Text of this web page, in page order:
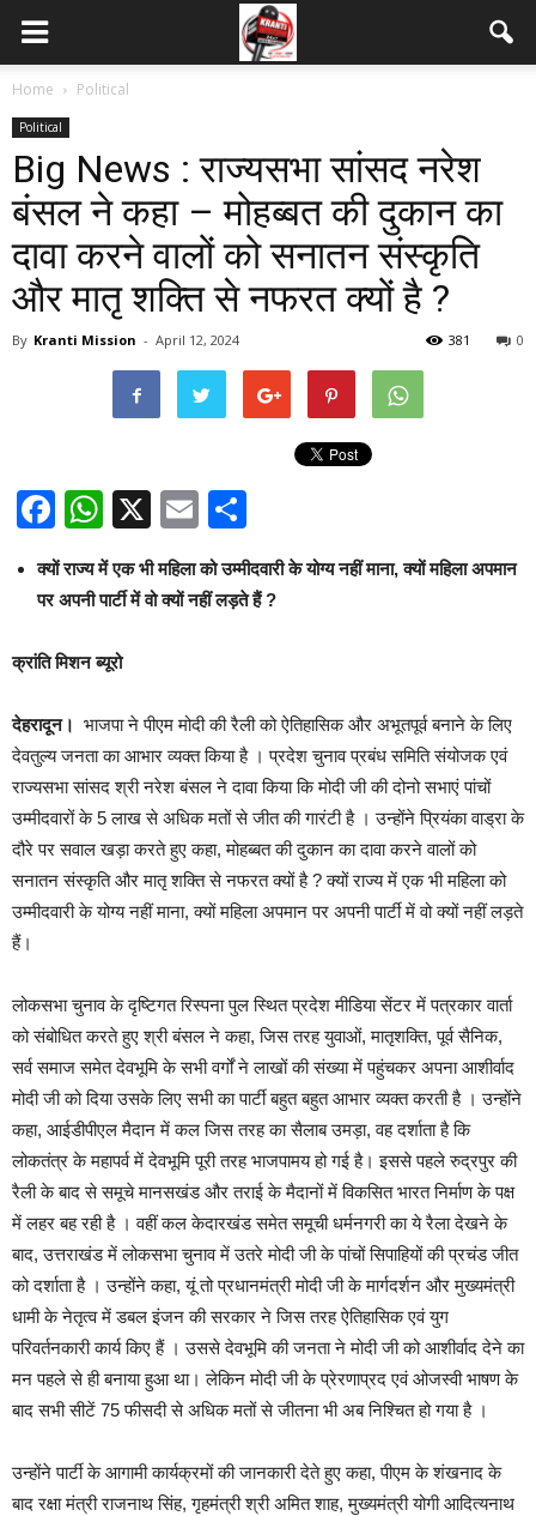
Home Political
Political
Big News : राज्यसभा सांसद नरेश
बंसल ने कहा – मोहब्बत की दुकान का
दावा करने वालों को सनातन संस्कृति
और मातृ शक्ति से नफरत क्यों है ?
By Kranti Mission - April 12, 2024 0
381
Facebook
WhatsApp
X Email
क्यों राज्य में एक भी महिला को उम्मीदवारी के योग्य नहीं माना, क्यों महिला अपमान
पर अपनी पार्टी में वो क्यों नहीं लड़ते हैं ?
क्रांति मिशन ब्यूरो
देहरादून। भाजपा ने पीएम मोदी की रैली को ऐतिहासिक और अभूतपूर्व बनाने के लिए
देवतुल्य जनता का आभार व्यक्त किया है । प्रदेश चुनाव प्रबंध समिति संयोजक एवं
राज्यसभा सांसद श्री नरेश बंसल ने दावा किया कि मोदी जी की दोनो सभाएं पांचों
उम्मीदवारों के 5 लाख से अधिक मतों से जीत की गारंटी है । उन्होंने प्रियंका वाड्रा के
दौरे पर सवाल खड़ा करते हुए कहा, मोहब्बत की दुकान का दावा करने वालों को
सनातन संस्कृति और मातृ शक्ति से नफरत क्यों है ? क्यों राज्य में एक भी महिला को
उम्मीदवारी के योग्य नहीं माना, क्यों महिला अपमान पर अपनी पार्टी में वो क्यों नहीं लड़ते
हैं।
लोकसभा चुनाव के दृष्टिगत रिस्पना पुल स्थित प्रदेश मीडिया सेंटर में पत्रकार वार्ता
को संबोधित करते हुए श्री बंसल ने कहा, जिस तरह युवाओं, मातृशक्ति, पूर्व सैनिक,
सर्व समाज समेत देवभूमि के सभी वर्गों ने लाखों की संख्या में पहुंचकर अपना आशीर्वाद
मोदी जी को दिया उसके लिए सभी का पार्टी बहुत बहुत आभार व्यक्त करती है । उन्होंने
कहा, आईडीपीएल मैदान में कल जिस तरह का सैलाब उमड़ा, वह दर्शाता है कि
लोकतंत्र के महापर्व में देवभूमि पूरी तरह भाजपामय हो गई है। इससे पहले रुद्रपुर की
रैली के बाद से समूचे मानसखंड और तराई के मैदानों में विकसित भारत निर्माण के पक्ष
में लहर बह रही है । वहीं कल केदारखंड समेत समूची धर्मनगरी का ये रैला देखने के
बाद, उत्तराखंड में लोकसभा चुनाव में उतरे मोदी जी के पांचों सिपाहियों की प्रचंड जीत
को दर्शाता है । उन्होंने कहा, यूं तो प्रधानमंत्री मोदी जी के मार्गदर्शन और मुख्यमंत्री
धामी के नेतृत्व में डबल इंजन की सरकार ने जिस तरह ऐतिहासिक एवं युग
परिवर्तनकारी कार्य किए हैं । उससे देवभूमि की जनता ने मोदी जी को आशीर्वाद देने का
मन पहले से ही बनाया हुआ था। लेकिन मोदी जी के प्रेरणाप्रद एवं ओजस्वी भाषण के
बाद सभी सीटें 75 फीसदी से अधिक मतों से जीतना भी अब निश्चित हो गया है ।
उन्होंने पार्टी के आगामी कार्यक्रमों की जानकारी देते हुए कहा, पीएम के शंखनाद के
बाद रक्षा मंत्री राजनाथ सिंह, गृहमंत्री श्री अमित शाह, मुख्यमंत्री योगी आदित्यनाथ